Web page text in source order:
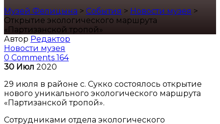
Музей Фелицына > События > Новости музея >
Открытие экологического маршрута
«Партизанской тропой»
Автор Редактор
Новости музея
0 Comments 164
30 Июл 2020
29 июля в районе с. Сукко состоялось открытие
нового уникального экологического маршрута
«Партизанской тропой».
Сотрудниками отдела экологического